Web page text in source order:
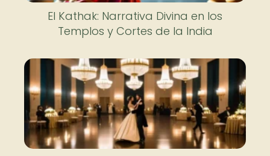
El Kathak: Narrativa Divina en los
Templos y Cortes de la India